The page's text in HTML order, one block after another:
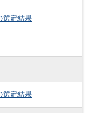
選定結果
選定結果